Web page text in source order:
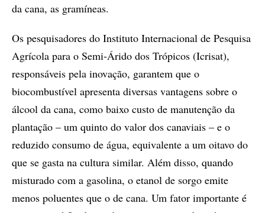
da cana, as gramíneas.
Os pesquisadores do Instituto Internacional de Pesquisa
Agrícola para o Semi-Árido dos Trópicos (Icrisat),
responsáveis pela inovação, garantem que o
biocombustível apresenta diversas vantagens sobre o
álcool da cana, como baixo custo de manutenção da
plantação – um quinto do valor dos canaviais – e o
reduzido consumo de água, equivalente a um oitavo do
que se gasta na cultura similar. Além disso, quando
misturado com a gasolina, o etanol de sorgo emite
menos poluentes que o de cana. Um fator importante é